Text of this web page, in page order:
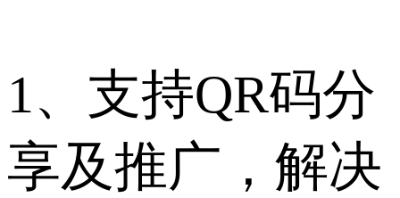
1、支持QR码分
享及推广，解决